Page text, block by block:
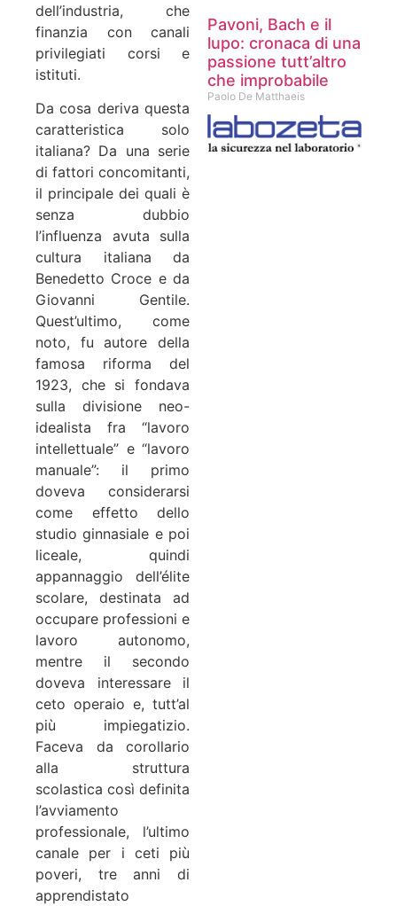
dell’industria, che
finanzia con canali
privilegiati corsi e
istituti.
Da cosa deriva questa
caratteristica solo
italiana? Da una serie
di fattori concomitanti,
il principale dei quali è
senza dubbio
l’influenza avuta sulla
cultura italiana da
Benedetto Croce e da
Giovanni Gentile.
Quest’ultimo, come
noto, fu autore della
famosa riforma del
1923, che si fondava
sulla divisione neo-
idealista fra “lavoro
intellettuale” e “lavoro
manuale”: il primo
doveva considerarsi
come effetto dello
studio ginnasiale e poi
liceale, quindi
appannaggio dell’élite
scolare, destinata ad
occupare professioni e
lavoro autonomo,
mentre il secondo
doveva interessare il
ceto operaio e, tutt’al
più impiegatizio.
Faceva da corollario
alla struttura
scolastica così definita
l’avviamento
professionale, l’ultimo
canale per i ceti più
poveri, tre anni di
apprendistato
Pavoni, Bach e il
lupo: cronaca di una
passione tutt’altro
che improbabile
Paolo De Matthaeis